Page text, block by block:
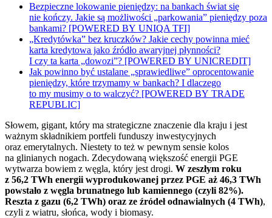
Bezpieczne lokowanie pieniędzy: na bankach świat się
nie kończy. Jakie są możliwości „parkowania” pieniędzy poza
bankami? [POWERED BY UNIQA TFI]
„Kredytówka” bez kruczków? Jakie cechy powinna mieć
karta kredytowa jako źródło awaryjnej płynności?
I czy ta karta „dowozi”? [POWERED BY UNICREDIT]
Jak powinno być ustalane „sprawiedliwe” oprocentowanie
pieniędzy, które trzymamy w bankach? I dlaczego
to my musimy o to walczyć? [POWERED BY TRADE
REPUBLIC]
Słowem, gigant, który ma strategiczne znaczenie dla kraju i jest
ważnym składnikiem portfeli funduszy inwestycyjnych
oraz emerytalnych. Niestety to też w pewnym sensie kolos
na glinianych nogach. Zdecydowaną większość energii PGE
wytwarza bowiem z węgla, który jest drogi. W zeszłym roku
z 56,2 TWh energii wyprodukowanej przez PGE aż 46,3 TWh
powstało z węgla brunatnego lub kamiennego (czyli 82%).
Reszta z gazu (6,2 TWh) oraz ze źródeł odnawialnych (4 TWh),
czyli z wiatru, słońca, wody i biomasy.